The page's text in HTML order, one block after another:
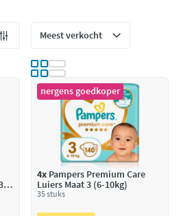
nergens goedkoper
4xPampers Premium Care
Luiers Maat 3 (6-10kg)
35 stuks